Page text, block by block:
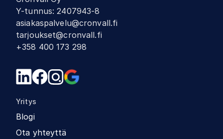
Y-tunnus:2407943-8
asiakaspalvelu@cronvall.fi
tarjoukset@cronvall.fi
+358 400 173 298
Yritys
Blogi
Ota yhteyttä